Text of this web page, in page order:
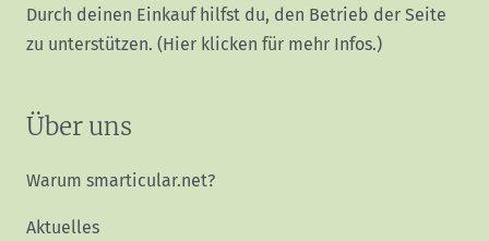
Durch deinen Einkauf hilfst du, den Betrieb der Seite
zu unterstützen. (Hier klicken für mehr Infos.)
Über uns
Warum smarticular.net?
Aktuelles